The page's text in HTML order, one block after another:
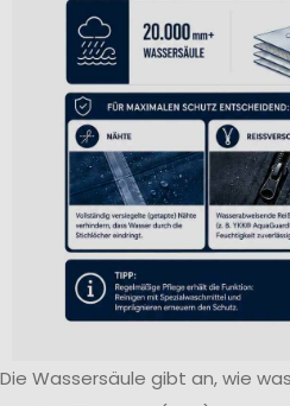
Die Wassersäule gibt an, wie